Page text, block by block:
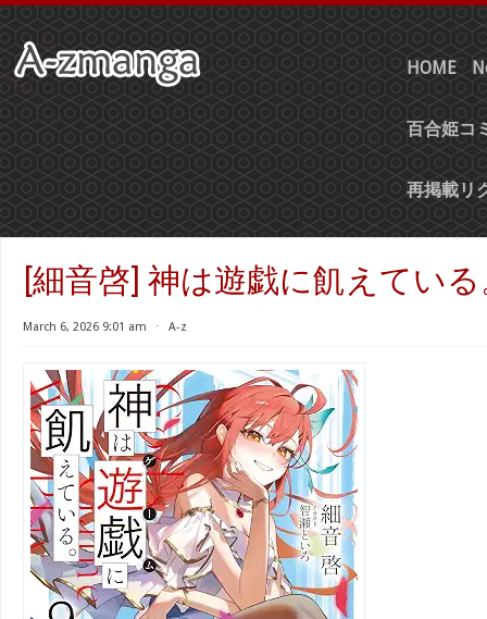
HOME
百合姫コ
再掲載リ
[細音啓] 神は遊戯に飢えている
March 6, 2026 9:01 am ⋅ A-z